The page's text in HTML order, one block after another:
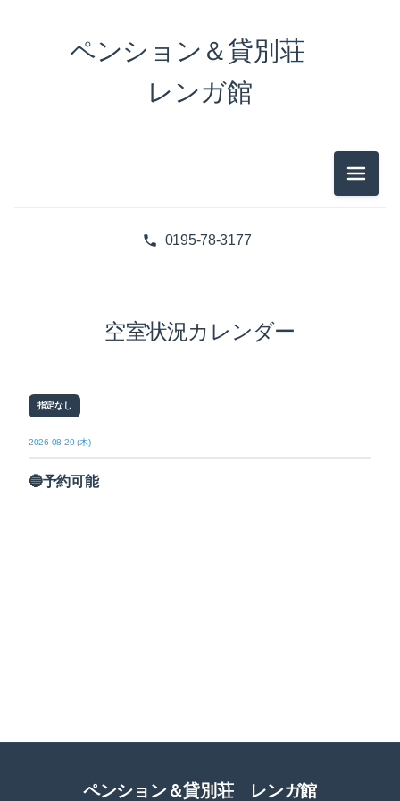
0195-78-3177
ペンション＆貸別荘
レンガ館
メニュ
空室状況カレンダー
指定なし
2026-08-20 (木)
🔵予約可能
ペンション＆貸別荘 レンガ館